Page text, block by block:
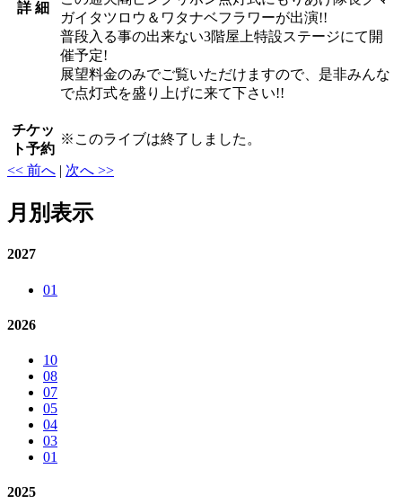
詳 細
ガイタツロウ＆ワタナベフラワーが出演!!
普段入る事の出来ない3階屋上特設ステージにて開
催予定!
展望料金のみでご覧いただけますので、是非みんな
で点灯式を盛り上げに来て下さい!!
チケッ
ト予約
※ このライブは終了しました。
<< 前へ | 次へ >>
月別表示
2027
01
2026
10
08
07
05
04
03
01
2025